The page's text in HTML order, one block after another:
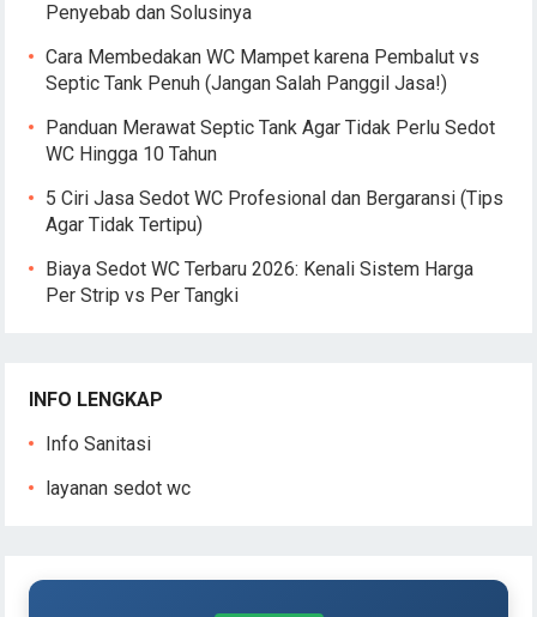
Penyebab dan Solusinya
Cara Membedakan WC Mampet karena Pembalut vs
Septic Tank Penuh (Jangan Salah Panggil Jasa!)
Panduan Merawat Septic Tank Agar Tidak Perlu Sedot
WC Hingga 10 Tahun
5 Ciri Jasa Sedot WC Profesional dan Bergaransi (Tips
Agar Tidak Tertipu)
Biaya Sedot WC Terbaru 2026: Kenali Sistem Harga
Per Strip vs Per Tangki
INFO LENGKAP
Info Sanitasi
layanan sedot wc